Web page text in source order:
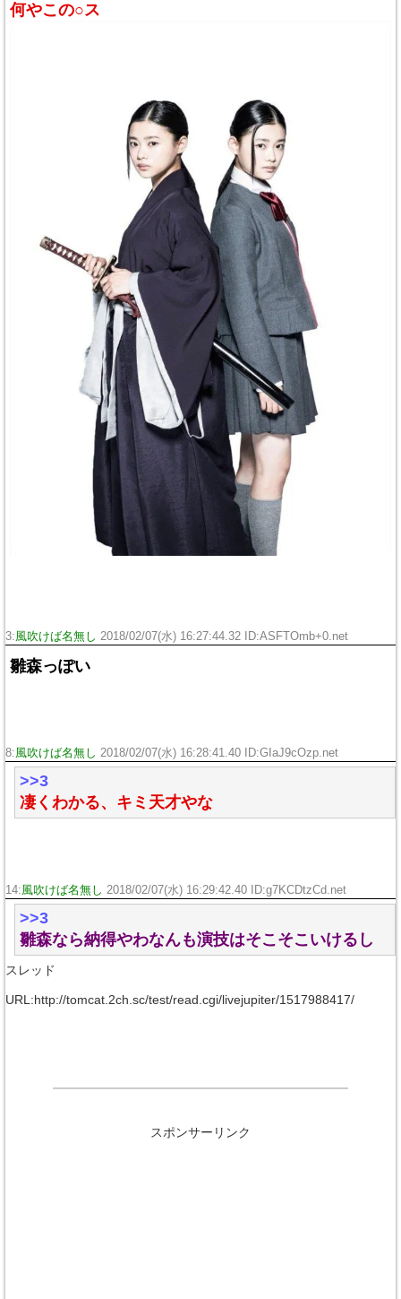
何やこの○ス
3:風吹けば名無し 2018/02/07(水) 16:27:44.32 ID:ASFTOmb+0.net
雛森っぽい
8:風吹けば名無し 2018/02/07(水) 16:28:41.40 ID:GIaJ9cOzp.net
>>3
凄くわかる、キミ天才やな
14:風吹けば名無し 2018/02/07(水) 16:29:42.40 ID:g7KCDtzCd.net
>>3
雛森なら納得やわなんも演技はそこそこいけるし
スレッド
URL:http://tomcat.2ch.sc/test/read.cgi/livejupiter/1517988417/
スポンサーリンク